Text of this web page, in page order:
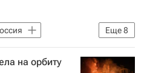
Еще8
Путин
на орбиту